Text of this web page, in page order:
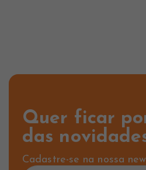
Quer ficar
das
Cadastre-se na nossa